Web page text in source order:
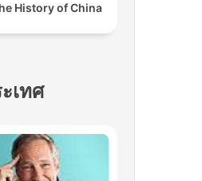
History of China
เทศ